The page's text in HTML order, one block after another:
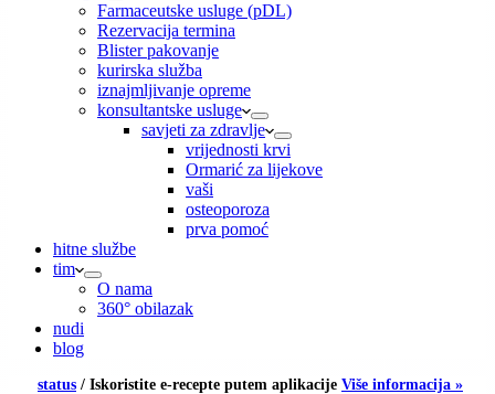
Farmaceutske usluge (pDL)
Rezervacija termina
Blister pakovanje
kurirska služba
iznajmljivanje opreme
konsultantske usluge
savjeti za zdravlje
vrijednosti krvi
Ormarić za lijekove
vaši
osteoporoza
prva pomoć
hitne službe
tim
O nama
360° obilazak
nudi
blog
status / Iskoristite e-recepte putem aplikacije Više informacija »